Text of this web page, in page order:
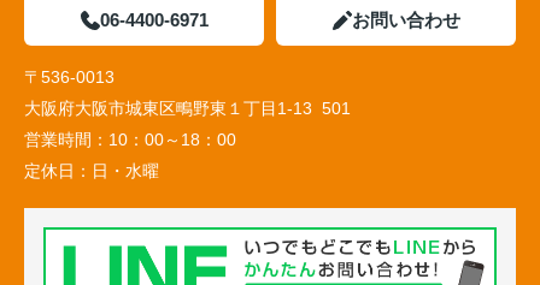
06-4400-6971 お問い合わせ
〒536-0013
大阪府大阪市城東区鴫野東１丁目1-13 501
営業時間： 10：00～18：00
定休日： 日・水曜